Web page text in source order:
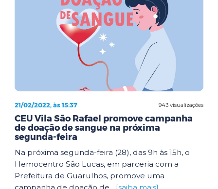
943 visualizações
21/02/2022, às 15:37
CEU Vila São Rafael promove campanha
de doação de sangue na próxima
segunda-feira
Na próxima segunda-feira (28), das 9h às 15h, o
Hemocentro São Lucas, em parceria com a
Prefeitura de Guarulhos, promove uma